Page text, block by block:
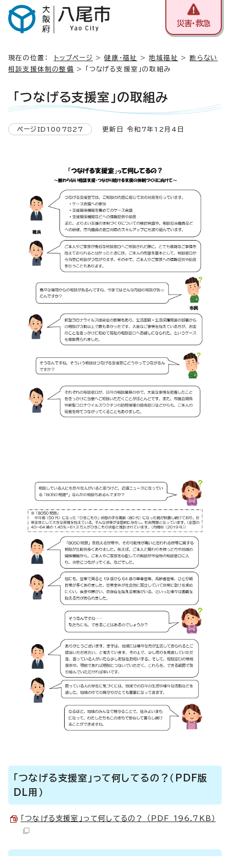
災害・救急
現在の位置： トップページ >健康・福祉 >地域福祉 >
断らない
相談支援体制の整備 > 「つなげる支援室」の取組み
「つなげる支援室」の取組み
ページID1007827 更新日 令和7年12月4日
「つなげる支援室」って何してるの？（PDF版
DL用）
「つなげる支援室」って何してるの？ （PDF 196.7KB）